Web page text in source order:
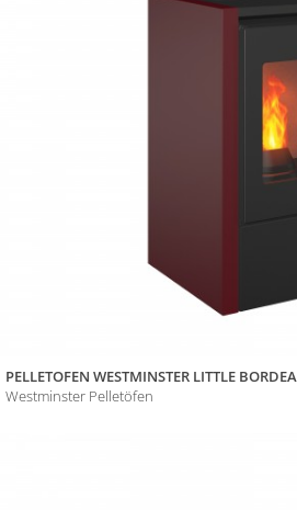
PELLETOFEN WESTMINSTER LITTLE
Westminster Pelletöfen